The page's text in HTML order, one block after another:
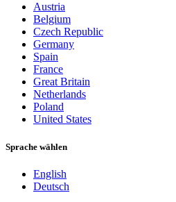
Austria
Belgium
Czech Republic
Germany
Spain
France
Great Britain
Netherlands
Poland
United States
Sprache wählen
English
Deutsch